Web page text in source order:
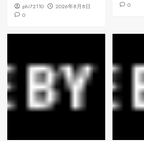
phi72110
2026年8月8日
0
0